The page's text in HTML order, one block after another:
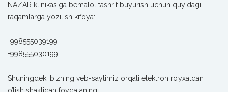
NAZAR klinikasiga bemalol tashrif buyurish uchun quyidagi
raqamlarga yozilish kifoya:
+998555039199
+998555030199
Shuningdek, bizning veb-saytimiz orqali elektron ro’yxatdan